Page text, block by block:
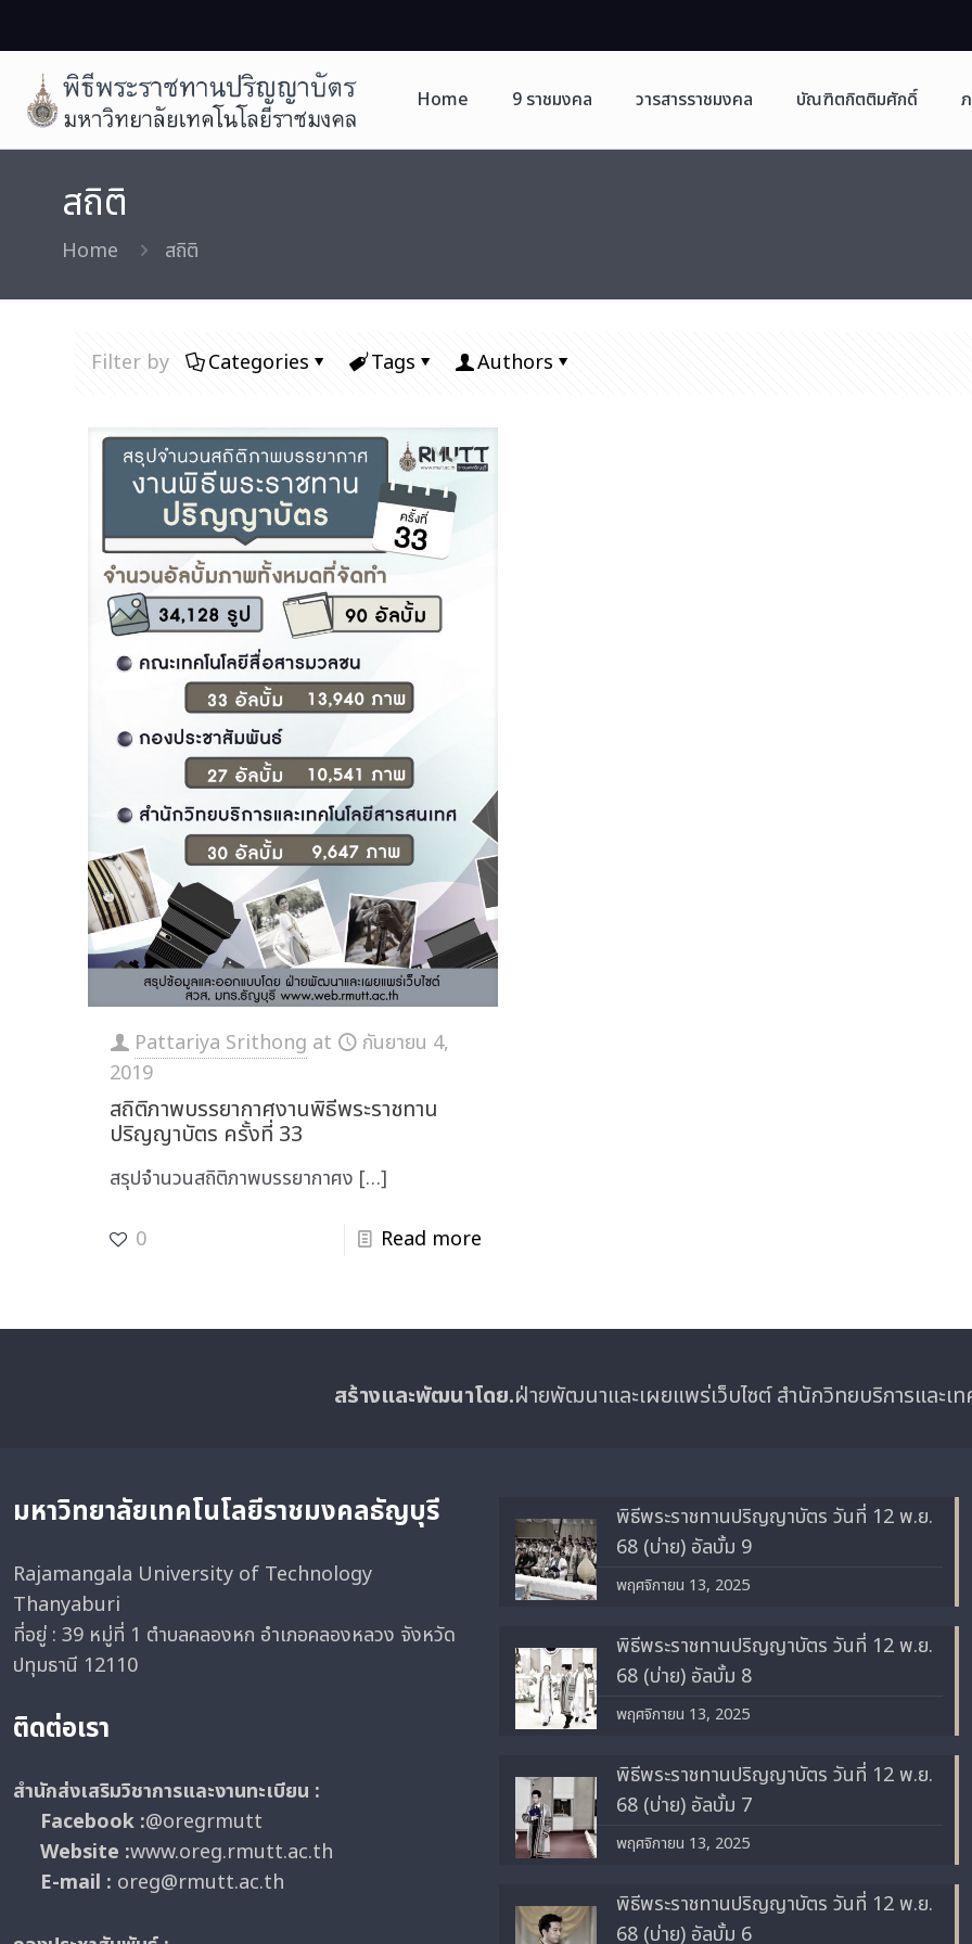
Home 9 ราชมงคล วารสารราชมงคล บัณฑิตกิตติมศักดิ์
สถิติ
Home สถิติ
Filter by Categories Tags Authors
Pattariya Srithong at
กันยายน 4,
2019
สถิติภาพบรรยากาศงานพิธีพระราชทาน
ปริญญาบัตร ครั้งที่ 33
สรุปจำนวนสถิติภาพบรรยากาศง […]
0 Read more
สร้างและพัฒนาโดย.ฝ่ายพัฒนาและเผยแพร่เว็บไซต์ สำนักวิทยบริการและเ
มหาวิทยาลัยเทคโนโลยีราชมงคลธัญบุรี
Rajamangala University of Technology
Thanyaburi
ที่อยู่ : 39 หมู่ที่ 1 ตำบลคลองหก อำเภอคลองหลวง จังหวัด
ปทุมธานี 12110
ติดต่อเรา
สำนักส่งเสริมวิชาการและงานทะเบียน :
Facebook :@oregrmutt
Website :www.oreg.rmutt.ac.th
E-mail : oreg@rmutt.ac.th
พิธีพระราชทานปริญญาบัตร วันที่ 12 พ.ย.
68 (บ่าย) อัลบั้ม 9
พฤศจิกายน 13, 2025
พิธีพระราชทานปริญญาบัตร วันที่ 12 พ.ย.
68 (บ่าย) อัลบั้ม 8
พฤศจิกายน 13, 2025
พิธีพระราชทานปริญญาบัตร วันที่ 12 พ.ย.
68 (บ่าย) อัลบั้ม 7
พฤศจิกายน 13, 2025
พิธีพระราชทานปริญญาบัตร วันที่ 12 พ.ย.
68 (บ่าย) อัลบั้ม 6